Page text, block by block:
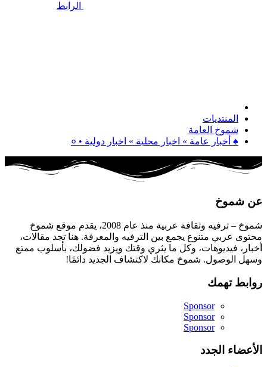
الرابط
المنتديات
شموخ العامة
♠ أخبار عامة » اخبار محلية » اخبار دولية • ०
عن شموخ
شموخ – ترفيه وثقافة عربية منذ عام 2008، يقدم موقع شموخ
محتوى عربي متنوع يجمع بين الترفيه والمعرفة. هنا تجد مقالات،
أخبار، فيديوهات، وكل ما يثري وقتك ويزيد فضولك، بأسلوب ممتع
وسهل الوصول. شموخ مكانك لاكتشاف الجديد دائمًا!
روابط تهمك
Sponsor
Sponsor
Sponsor
الأعضاء الجدد